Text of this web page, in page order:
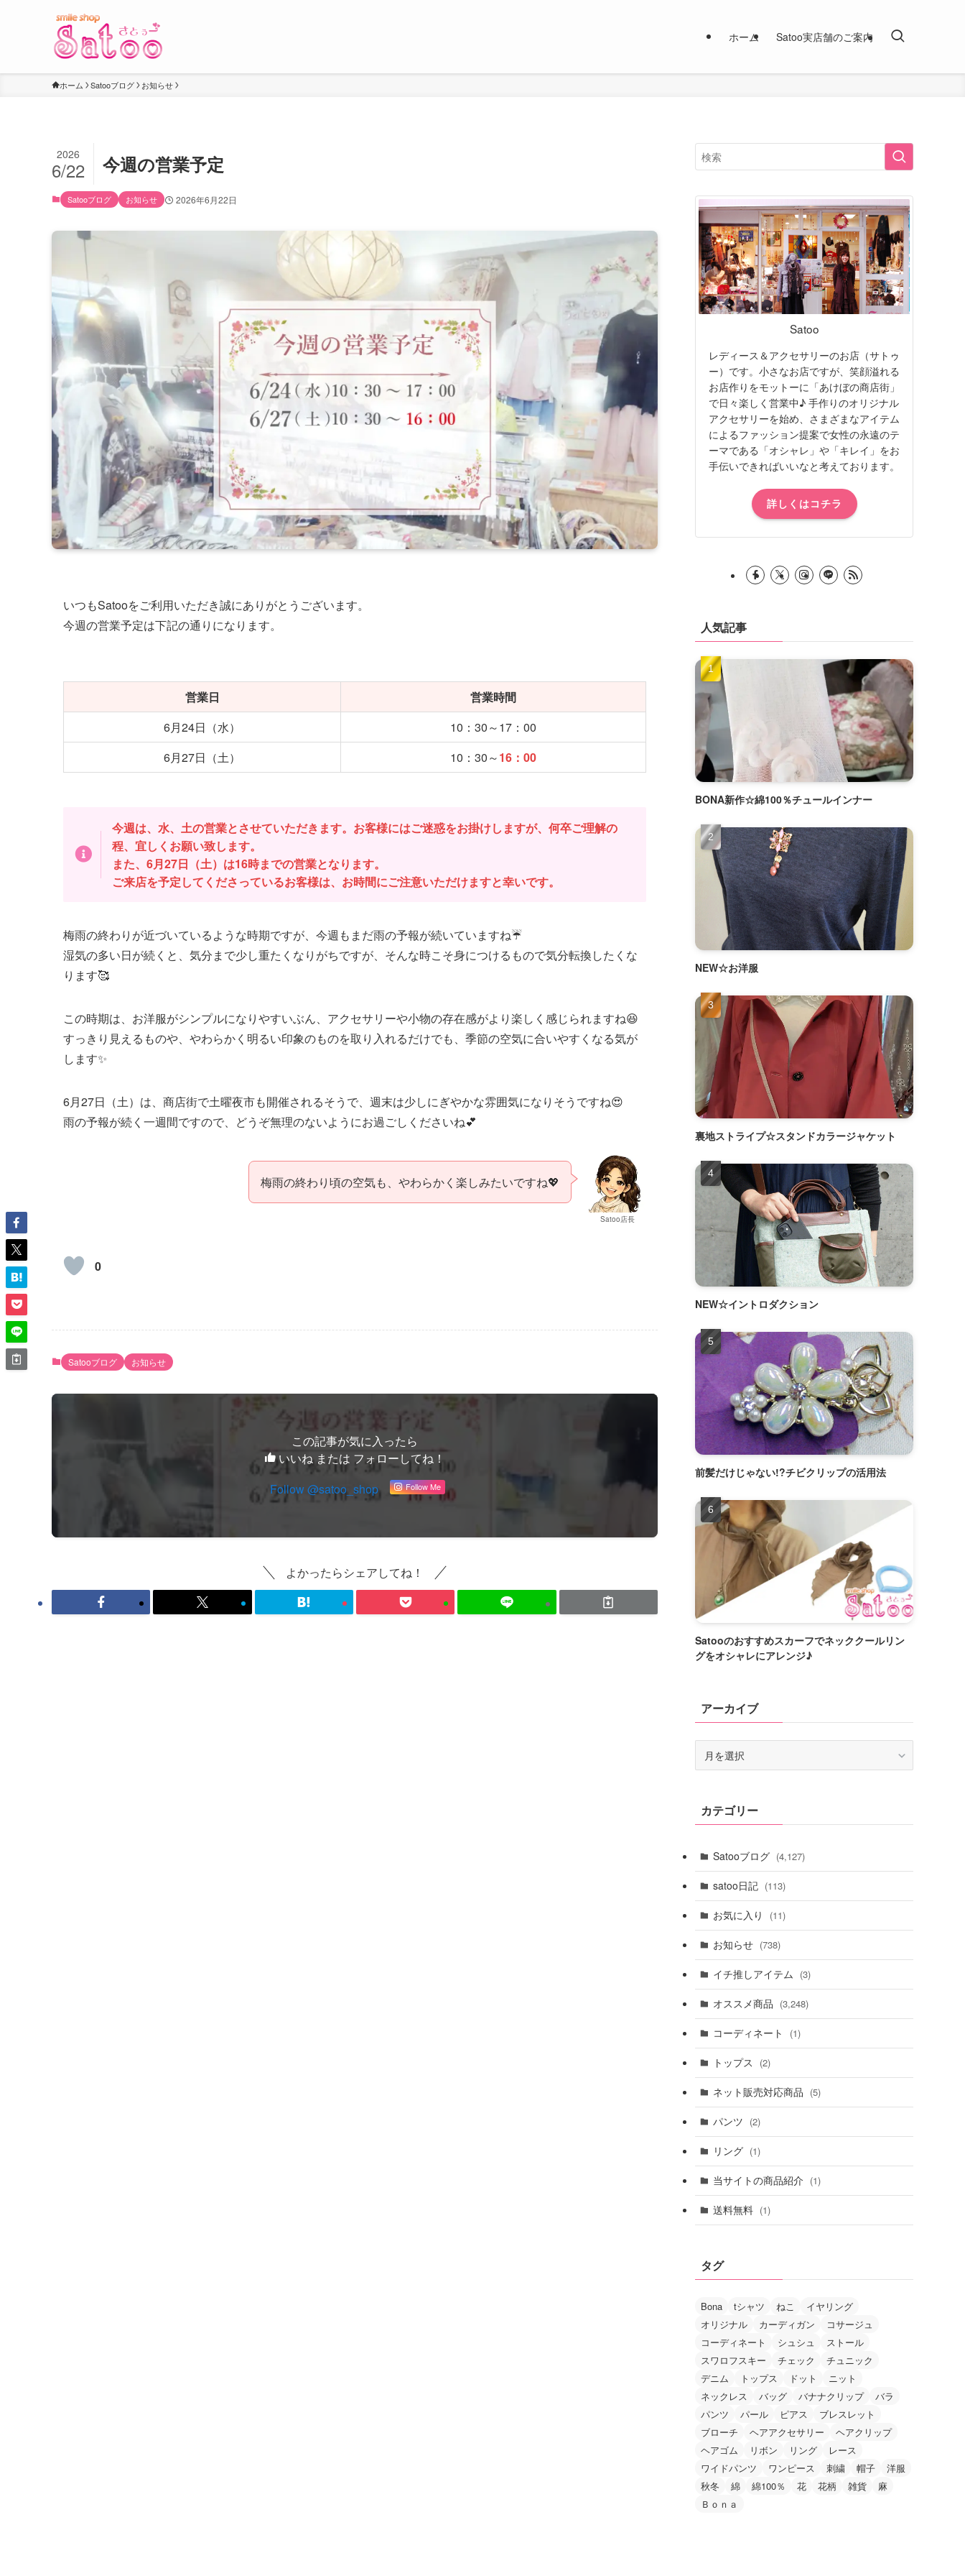
ホーム Satoo実店舗のご案内
ホーム Satooブログ お知らせ
今週の営業予定
2026
6/22
Satooブログ お知らせ 2026年6月22日
いつもSatooをご利用いただき誠にありがとうございます。
今週の営業予定は下記の通りになります。
営業日
営業時間
6月24日（水）
10：30～17：00
6月27日（土）
10：30～16：00
今週は、水、土の営業とさせていただきます。お客様にはご迷惑をお掛けしますが、何卒ご理解の
程、宜しくお願い致します。
また、6月27日（土）は16時までの営業となります。
ご来店を予定してくださっているお客様は、お時間にご注意いただけますと幸いです。
梅雨の終わりが近づいているような時期ですが、今週もまだ雨の予報が続いていますね☔
湿気の多い日が続くと、気分まで少し重たくなりがちですが、そんな時こそ身につけるもので気分転換したくな
ります🥰
この時期は、お洋服がシンプルになりやすいぶん、アクセサリーや小物の存在感がより楽しく感じられますね😆
すっきり見えるものや、やわらかく明るい印象のものを取り入れるだけでも、季節の空気に合いやすくなる気が
します✨
6月27日（土）は、商店街で土曜夜市も開催されるそうで、週末は少しにぎやかな雰囲気になりそうですね😍
雨の予報が続く一週間ですので、どうぞ無理のないようにお過ごしくださいね💕
Satoo店長
梅雨の終わり頃の空気も、やわらかく楽しみたいですね💖
0
Satooブログ お知らせ
この記事が気に入ったら
いいね または フォローしてね！
Follow @satoo_shop
Follow Me
よかったらシェアしてね！
Satoo
レディース＆アクセサリーのお店（サトゥ
ー）です。小さなお店ですが、笑顔溢れる
お店作りをモットーに「あけぼの商店街」
で日々楽しく営業中♪ 手作りのオリジナル
アクセサリーを始め、さまざまなアイテム
によるファッション提案で女性の永遠のテ
ーマである「オシャレ」や「キレイ」をお
手伝いできればいいなと考えております。
詳しくはコチラ
人気記事
BONA新作☆綿100％チュールインナー
NEW☆お洋服
裏地ストライプ☆スタンドカラージャケット
NEW☆イントロダクション
前髪だけじゃない!?チビクリップの活用法
Satooのおすすめスカーフでネッククールリン
グをオシャレにアレンジ♪
アーカイブ
ブカテゴリー
Satooブログ (4,127)
satoo日記 (113)
お気に入り (11)
お知らせ (738)
イチ推しアイテム (3)
オススメ商品 (3,248)
コーディネート (1)
トップス (2)
ネット販売対応商品 (5)
パンツ (2)
リング (1)
当サイトの商品紹介 (1)
送料無料 (1)
タグ
Bona tシャツ ねこ
イヤリング
オリジナル
カーディガン
コサージュ
コーディネート
シュシュ
ストール
スワロフスキー
チェック
チュニック
デニム
トップス ドット
ニット
ネックレス
バッグ バナナクリップ
バラ
パンツ
パール ピアス
ブレスレット
ブローチ
ヘアアクセサリー
ヘアクリップ
ヘアゴム
リボン リング
レース
ワイドパンツ
ワンピース 刺繍 帽子
洋服
秋冬
綿 綿100％ 花 花柄 雑貨
麻
Ｂｏｎａ